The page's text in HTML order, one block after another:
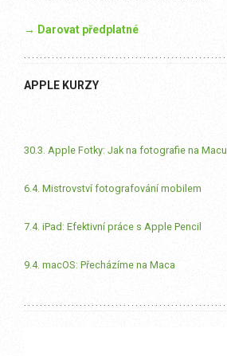
→ Darovat předplatné
APPLE KURZY
30.3. Apple Fotky: Jak na fotografie na Macu
6.4. Mistrovství fotografování mobilem
7.4. iPad: Efektivní práce s Apple Pencil
9.4. macOS: Přecházíme na Maca